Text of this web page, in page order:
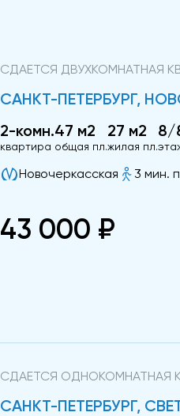
СДАЕТСЯ ДВУХКОМНАТНАЯ
САНКТ-ПЕТЕРБУРГ,
2-комн.
квартира
47 м2
общая пл.
27 м2
жилая пл.
8/
Новочеркасская 3 мин.
43 000 ₽
СДАЕТСЯ ОДНОКОМНАТНАЯ
САНКТ-ПЕТЕРБУРГ,